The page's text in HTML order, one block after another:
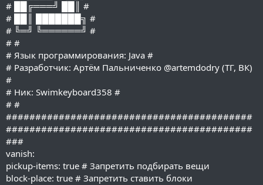
# ██╔═══╝ ██║ #
# ██║ ███████╗ #
# ╚═╝ ╚══════╝ #
# #
# Язык программирования: Java #
# Разработчик: Артём Пальниченко @artemdodry (ТГ, ВК)
#
# Ник: Swimkeyboard358 #
# #
##########################################
##########################################
###
vanish:
pickup-items: true # Запретить подбирать вещи
block-place: true # Запретить ставить блоки